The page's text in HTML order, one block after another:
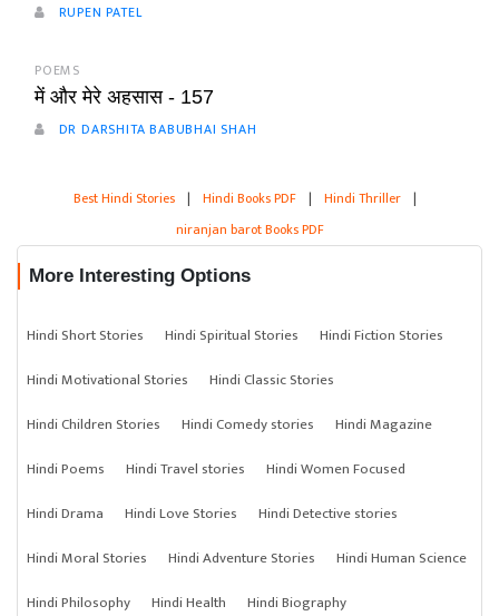
RUPEN PATEL
POEMS
में और मेरे अहसास - 157
DR DARSHITA BABUBHAI SHAH
Best Hindi Stories | Hindi Books PDF | Hindi Thriller |
niranjan barot Books PDF
More Interesting Options
Hindi Short Stories Hindi Spiritual Stories
Hindi Fiction Stories
Hindi Motivational Stories
Hindi Classic Stories
Hindi Children Stories
Hindi Comedy stories
Hindi Magazine
Hindi Poems
Hindi Travel stories
Hindi Women Focused
Hindi Drama
Hindi Love Stories
Hindi Detective stories
Hindi Moral Stories
Hindi Adventure Stories
Hindi Human Science
Hindi Philosophy
Hindi Health
Hindi Biography